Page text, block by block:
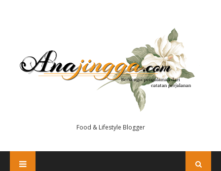
Food & Lifestyle Blogger